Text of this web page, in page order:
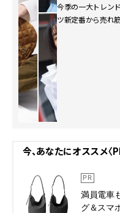
今季の一大トレン
ツ新定番から売れ
今、あなたにオススメ〈
満員電車
グ＆スマ